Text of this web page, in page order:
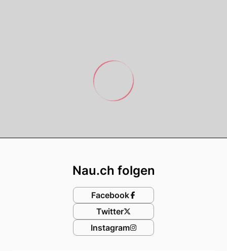
Nau.ch folgen
Facebook
Twitter
Instagram